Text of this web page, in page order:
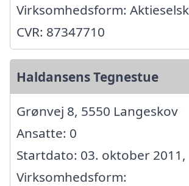
Virksomhedsform:
CVR: 87347710
Haldansens Tegnestue
Grønvej 8, 5550 Langeskov
Ansatte: 0
Startdato: 03. oktober 2011,
Virksomhedsform: